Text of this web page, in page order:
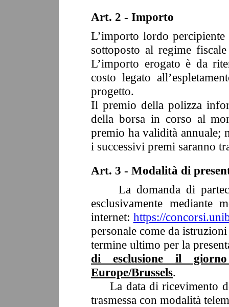
Art. 2 - Importo
L’importo lordo
sottoposto al regime
L’importo erogato è da
costo legato
progetto.
Il premio della polizza
della borsa in corso al
premio ha validità annuale;
i successivi premi saranno
Art. 3 - Modalità di
La domanda di
esclusivamente mediante
internet: https://
personale come da
termine ultimo per la
di esclusione il
Europe/Brussels.
La data di ricevimento
trasmessa con modalità